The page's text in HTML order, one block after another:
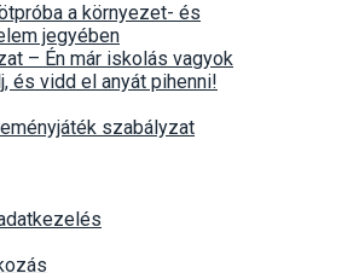
a környezet- és
jegyében
– Én már iskolás vagyok
és vidd el anyát pihenni!
szabályzat